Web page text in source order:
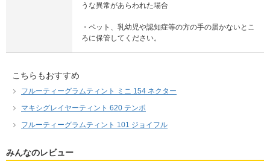
うな異常があらわれた場合
・ペット、乳幼児や認知症等の方の手の届かないとこ
ろに保管してください。
こちらもおすすめ
フルーティーグラムティント ミニ 154 ネクター
マキシグレイヤーティント 620 テンポ
フルーティーグラムティント 101 ジョイフル
みんなのレビュー